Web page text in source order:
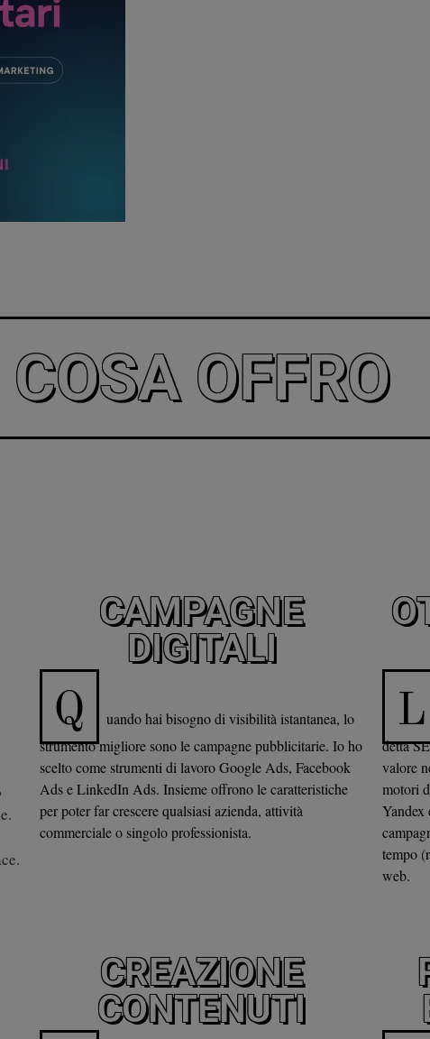
COSA OFFRO
CAMPAGNE
DIGITALI
Q
uando hai bisogno di visibilità istantanea, lo
strumento migliore sono le campagne pubblicitarie. Io ho
scelto come strumenti di lavoro Google Ads, Facebook
Ads e LinkedIn Ads. Insieme offrono le caratteristiche
per poter far crescere qualsiasi azienda, attività
commerciale o singolo professionista.
L
detta
valore
motori
Yandex
tempo
web.
CREAZIONE
CONTENUTI